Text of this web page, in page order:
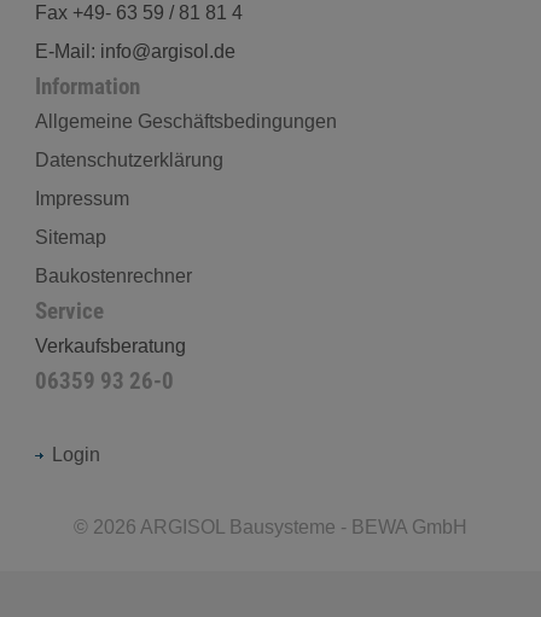
Fax +49- 63 59 / 81 81 4
E-Mail: info@argisol.de
Information
Allgemeine Geschäftsbedingungen
Datenschutzerklärung
Impressum
Sitemap
Baukostenrechner
Service
Verkaufsberatung
06359 93 26-0
Login
© 2026 ARGISOL Bausysteme - BEWA GmbH